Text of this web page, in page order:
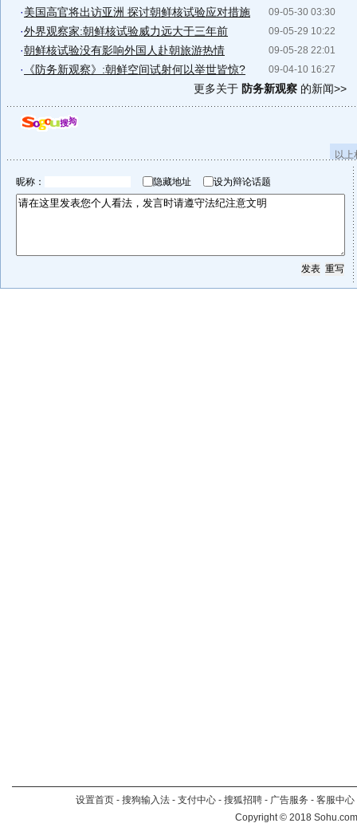
09-05-30 03:30
·美国高官将出访亚洲 探讨朝鲜核试验应对措施
09-05-29 10:22
·外界观察家:朝鲜核试验威力远大于三年前
09-05-28 22:01
·朝鲜核试验没有影响外国人赴朝旅游热情
09-04-10 16:27
·
《防务新观察》:朝鲜空间试射何以举世皆惊?
更多关于 防务新观察 的新闻>>
以
昵称： 隐藏地址 设为辩论话题
设置首页 - 搜狗输入法 - 支付中心 - 搜狐招聘 - 广告服务 - 客服中心
Copyright©2018